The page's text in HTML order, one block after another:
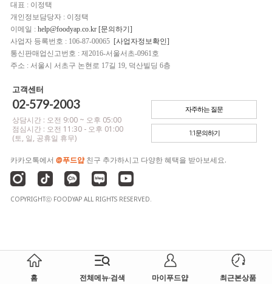
홈 전체메뉴·검색 마이푸드얍 최근본상품
대표 : 이정택
개인정보담당자 : 이정택
이메일 : help@foodyap.co.kr [문의하기]
사업자 등록번호 : 106-87-00065 [사업자정보확인]
통신판매업신고번호 : 제2016-서울서초-0961호
주소 : 서울시 서초구 논현로 17길 19, 덕산빌딩 6층
고객센터
02-579-2003
상담시간 : 오전 9:00 ~ 오후 05:00
점심시간 : 오전 11:30 - 오후 01:00
(토, 일, 공휴일 휴무)
자주하는 질문
1:1문의하기
카카오톡에서 @푸드얍친구 추가하시고 다양한 혜택을 받아보세요.
COPYRIGHTⓒ FOODYAP ALL RIGHTS RESERVED.